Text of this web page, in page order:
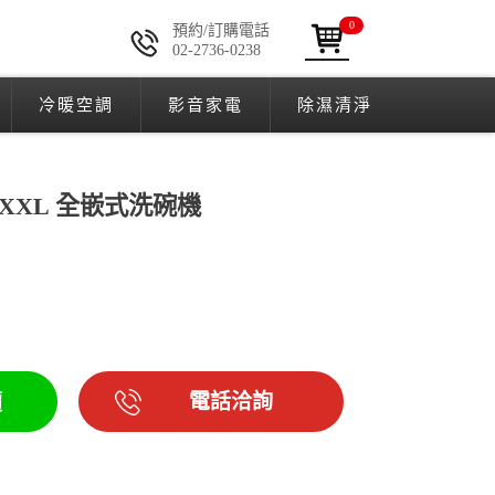
預約/訂購電話
02-2736-0238
0
冷暖空調 影音家電 除濕清淨
全嵌式洗碗機
電話洽詢